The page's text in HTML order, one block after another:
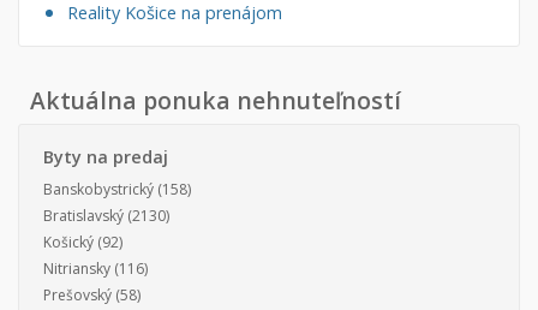
Reality Košice na prenájom
Aktuálna ponuka nehnuteľností
Byty na predaj
Banskobystrický (158)
Bratislavský (2130)
Košický (92)
Nitriansky (116)
Prešovský (58)